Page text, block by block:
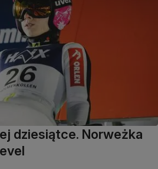
dziesiątce. Norweżka